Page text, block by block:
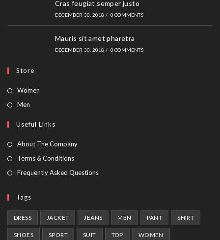
Cras feugiat semper justo
DECEMBER 30, 2018 / 0 COMMENTS
Mauris sit amet pharetra
DECEMBER 30, 2018 / 0 COMMENTS
Store
Women
new
Men
a
new
Useful Links
About The Company
Terms & Conditions
Frequently Asked Questions
Tags
DRESS JACKET JEANS MEN PANT SHIRT
SHOES SPORT SUIT TOP WOMEN